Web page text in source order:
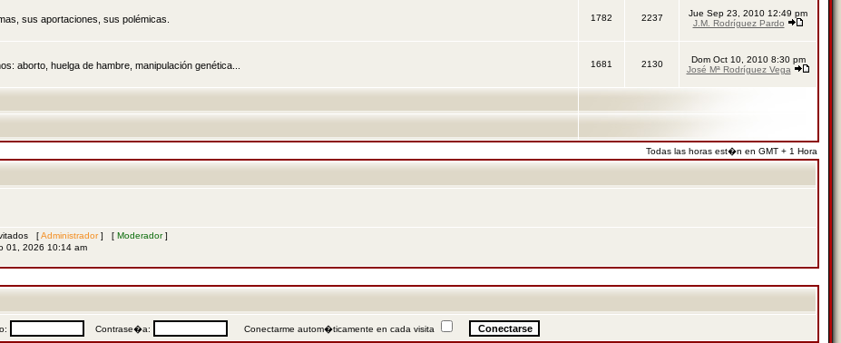
sus aportaciones, sus polémicas. 1782 2237
Jue Sep 23, 2010 12:49 pm
J.M. Rodríguez Pardo
aborto, huelga de hambre, manipulación genética... 1681 2130
Dom Oct 10, 2010 8:30 pm
José Mª Rodríguez Vega
Todas las horas est�n en GMT + 1 Hora
[Administrador] [ Moderador]
01, 2026 10:14 am
Contrase�a: Conectarme autom�ticamente en cada visita